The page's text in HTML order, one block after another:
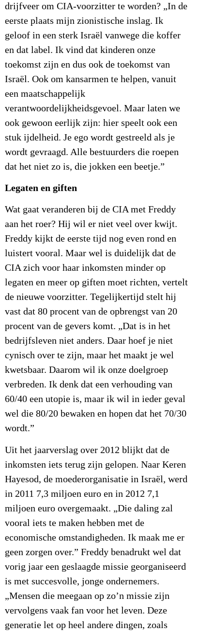
drijfveer om CIA-voorzitter te worden? „In de
eerste plaats mijn zionistische inslag. Ik
geloof in een sterk Israël vanwege die koffer
en dat label. Ik vind dat kinderen onze
toekomst zijn en dus ook de toekomst van
Israël. Ook om kansarmen te helpen, vanuit
een maatschappelijk
verantwoordelijkheidsgevoel. Maar laten we
ook gewoon eerlijk zijn: hier speelt ook een
stuk ijdelheid. Je ego wordt gestreeld als je
wordt gevraagd. Alle bestuurders die roepen
dat het niet zo is, die jokken een beetje.”
Legaten en giften
Wat gaat veranderen bij de CIA met Freddy
aan het roer? Hij wil er niet veel over kwijt.
Freddy kijkt de eerste tijd nog even rond en
luistert vooral. Maar wel is duidelijk dat de
CIA zich voor haar inkomsten minder op
legaten en meer op giften moet richten, vertelt
de nieuwe voorzitter. Tegelijkertijd stelt hij
vast dat 80 procent van de opbrengst van 20
procent van de gevers komt. „Dat is in het
bedrijfsleven niet anders. Daar hoef je niet
cynisch over te zijn, maar het maakt je wel
kwetsbaar. Daarom wil ik onze doelgroep
verbreden. Ik denk dat een verhouding van
60/40 een utopie is, maar ik wil in ieder geval
wel die 80/20 bewaken en hopen dat het 70/30
wordt.”
Uit het jaarverslag over 2012 blijkt dat de
inkomsten iets terug zijn gelopen. Naar Keren
Hayesod, de moederorganisatie in Israël, werd
in 2011 7,3 miljoen euro en in 2012 7,1
miljoen euro overgemaakt. „Die daling zal
vooral iets te maken hebben met de
economische omstandigheden. Ik maak me er
geen zorgen over.” Freddy benadrukt wel dat
vorig jaar een geslaagde missie georganiseerd
is met succesvolle, jonge ondernemers.
„Mensen die meegaan op zo’n missie zijn
vervolgens vaak fan voor het leven. Deze
generatie let op heel andere dingen, zoals